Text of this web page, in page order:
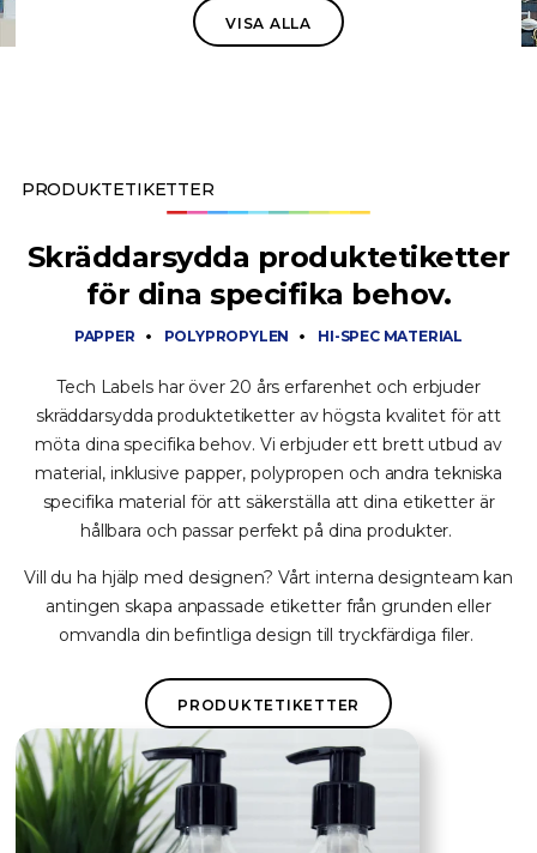
VISA ALLA
PRODUKTETIKETTER
Skräddarsydda produktetiketter
för dina specifika behov.
PAPPER POLYPROPYLEN HI-SPEC MATERIAL
Tech Labels har över 20 års erfarenhet och erbjuder
skräddarsydda produktetiketter av högsta kvalitet för att
möta dina specifika behov. Vi erbjuder ett brett utbud av
material, inklusive papper, polypropen och andra tekniska
specifika material för att säkerställa att dina etiketter är
hållbara och passar perfekt på dina produkter.
Vill du ha hjälp med designen? Vårt interna designteam kan
antingen skapa anpassade etiketter från grunden eller
omvandla din befintliga design till tryckfärdiga filer.
PRODUKTETIKETTER